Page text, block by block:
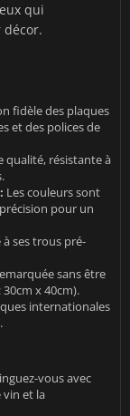
qui
fidèle des plaques
et des polices de
qualité, résistante à
Les couleurs sont
pour un
à ses trous pré-
sans être
x 40cm).
internationales
vous avec
et la